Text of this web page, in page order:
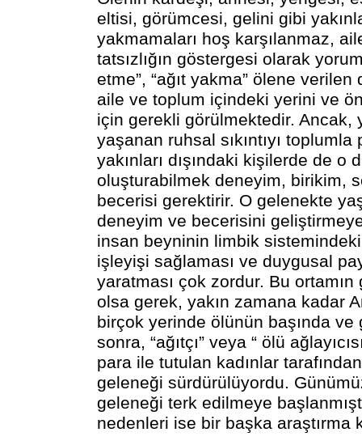
eltisi, görümcesi, gelini gibi
yakmamaları hoş karşılanmaz,
tatsızlığın göstergesi olarak
etme”, “ağıt yakma” ölene
aile ve toplum içindeki yerini ve
için gerekli görülmektedir. Ancak,
yaşanan ruhsal sıkıntıyı
yakınları dışındaki kişilerde de o
oluşturabilmek deneyim, birikim,
becerisi gerektirir. O gelenekte
deneyim ve becerisini
insan beyninin limbik
işleyişi sağlaması ve duygusal
yaratması çok zordur. Bu
olsa gerek, yakın zamana kadar
birçok yerinde ölünün başında ve
sonra, “ağıtçı” veya “ ölü
para ile tutulan kadınlar
geleneği sürdürülüyordu.
geleneği terk edilmeye
nedenleri ise bir başka araştırma